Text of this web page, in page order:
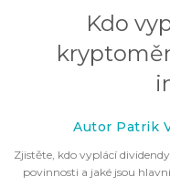
Kdo
Autor Patrik
Zjistěte, kdo vyplácí
povinnosti a jaké jsou